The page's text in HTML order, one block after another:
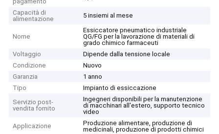
Capacità di
alimentazione
5 insiemi al mese
Nome
Essiccatore pneumatico industriale
QG/FG per la lavorazione di materiali di
grado chimico farmaceuti
Voltaggio
Dipende dalla tensione locale
Condizione
Nuovo
Garanzia
1 anno
Tipo
Impianto di essiccazione
Servizio post-
vendita fornito
Ingegneri disponibili per la manutenzione
di macchinari all'estero, supporto tecnico
video
Applicazione
Produzione alimentare, produzione di
medicinali, produzione di prodotti chimici